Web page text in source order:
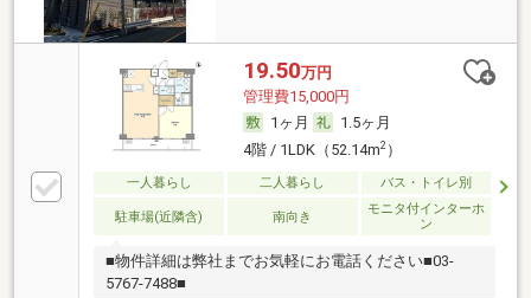
19.50万円
管理費15,000円
1ヶ月
1.5ヶ月
4階 / 1LDK（52.14m2）
一人暮らし 二人暮らし バス・トイレ別
駐車場(近隣含) 南向き
モニタ付インターホ
ン
■物件詳細は弊社までお気軽にお電話ください■03-
5767-7488■